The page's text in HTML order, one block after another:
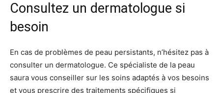
Consultez un dermatologue si
besoin
En cas de problèmes de peau persistants, n’hésitez pas à
consulter un dermatologue. Ce spécialiste de la peau
saura vous conseiller sur les soins adaptés à vos besoins
et vous prescrire des traitements spécifiques si